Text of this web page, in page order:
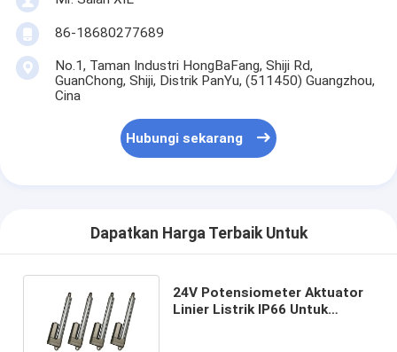
86-18680277689
No.1, Taman Industri HongBaFang, Shiji Rd,
GuanChong, Shiji, Distrik PanYu, (511450) Guangzhou,
Cina
Hubungi sekarang
Dapatkan Harga Terbaik Untuk
24V Potensiometer Aktuator
Linier Listrik IP66 Untuk